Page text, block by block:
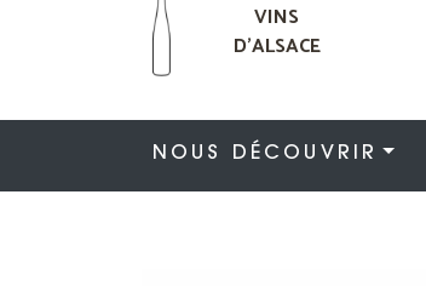
VINS
D'ALSACE
NOUS DÉCOUVRIR